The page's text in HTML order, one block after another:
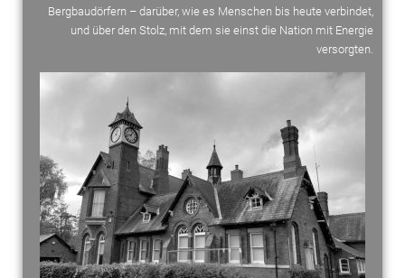
Bergbaudörfern – darüber, wie es Menschen bis heute verbindet,
und über den Stolz, mit dem sie einst die Nation mit Energie
versorgten.